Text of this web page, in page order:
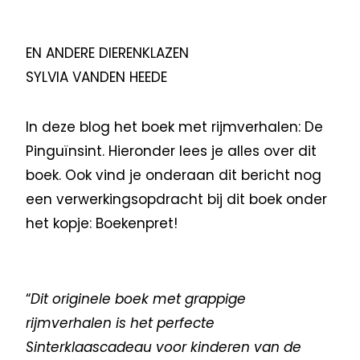
EN ANDERE DIERENKLAZEN
SYLVIA VANDEN HEEDE
In deze blog het boek met rijmverhalen: De
Pinguïnsint. Hieronder lees je alles over dit
boek. Ook vind je onderaan dit bericht nog
een verwerkingsopdracht bij dit boek onder
het kopje: Boekenpret!
“Dit originele boek met grappige
rijmverhalen is het perfecte
Sinterklaascadeau voor kinderen van de